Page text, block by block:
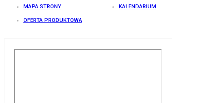
MAPA STRONY KALENDARIUM
OFERTA PRODUKTOWA